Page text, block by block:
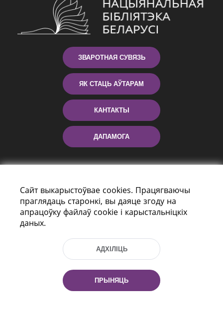
ЗВАРОТНАЯ СУВЯЗЬ
ЯК СТАЦЬ АЎТАРАМ
КАНТАКТЫ
ДАПАМОГА
г. Мiнск, Рэспубліка Беларусь, 220114
Тэл.: (+375 17) 368 37 37, Факс: (+375 17)
Эл. пошта: inbox@nlb.by
Сайт выкарыстоўвае cookies. Працягваючы
праглядаць старонкі, вы даяце згоду на
апрацоўку файлаў cookie і карыстальніцкіх
даных.
АДХІЛІЦЬ
ПРЫНЯЦЬ